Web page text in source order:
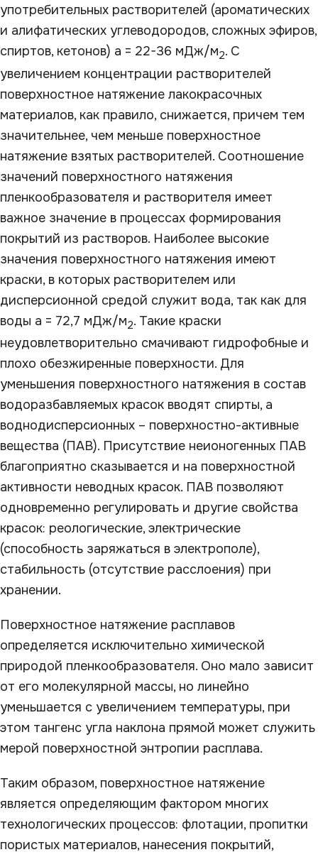
употребительных растворителей (ароматических
и алифатических углеводородов, сложных эфиров,
спиртов, кетонов) а = 22-36 мДж/м2. С
увеличением концентрации растворителей
поверхностное натяжение лакокрасочных
материалов, как правило, снижается, причем тем
значительнее, чем меньше поверхностное
натяжение взятых растворителей. Соотношение
значений поверхностного натяжения
пленкообразователя и растворителя имеет
важное значение в процессах формирования
покрытий из растворов. Наиболее высокие
значения поверхностного натяжения имеют
краски, в которых растворителем или
дисперсионной средой служит вода, так как для
воды а = 72,7 мДж/м2. Такие краски
неудовлетворительно смачивают гидрофобные и
плохо обезжиренные поверхности. Для
уменьшения поверхностного натяжения в состав
водоразбавляемых красок вводят спирты, а
воднодисперсионных – поверхностно-активные
вещества (ПАВ). Присутствие неионогенных ПАВ
благоприятно сказывается и на поверхностной
активности неводных красок. ПАВ позволяют
одновременно регулировать и другие свойства
красок: реологические, электрические
(способность заряжаться в электрополе),
стабильность (отсутствие расслоения) при
хранении.
Поверхностное натяжение расплавов
определяется исключительно химической
природой пленкообразователя. Оно мало зависит
от его молекулярной массы, но линейно
уменьшается с увеличением температуры, при
этом тангенс угла наклона прямой может служить
мерой поверхностной энтропии расплава.
Таким образом, поверхностное натяжение
является определяющим фактором многих
технологических процессов: флотации, пропитки
пористых материалов, нанесения покрытий,